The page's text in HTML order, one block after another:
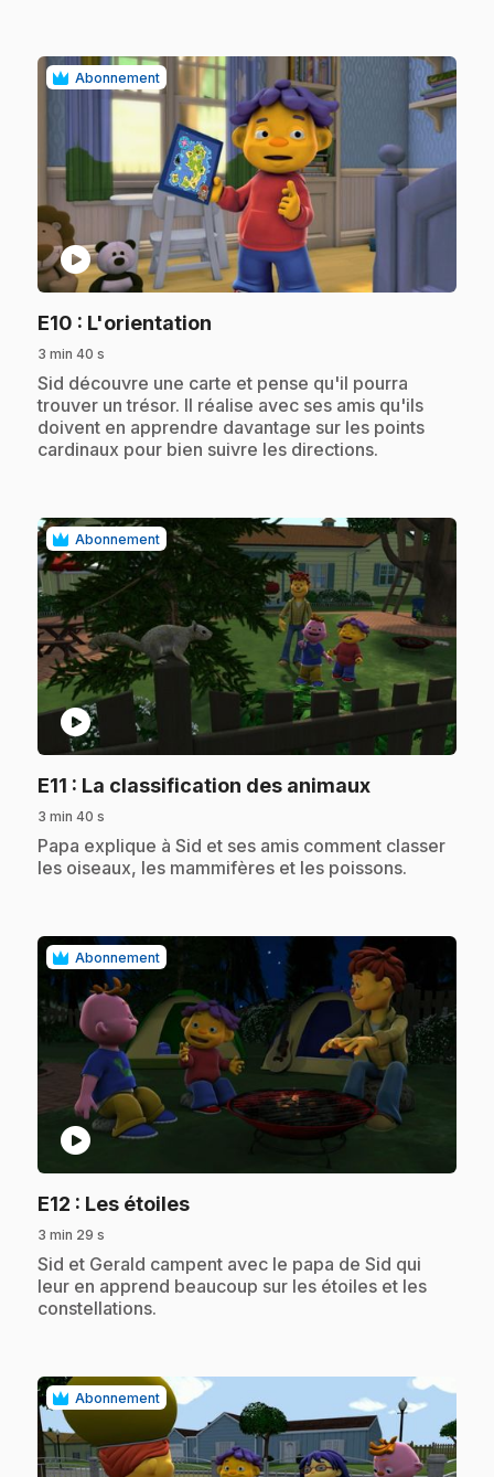
Abonnement
play_circle
E10 : L'orientation
3 min 40 s
.Sid découvre une carte et pense qu'il pourra
trouver un trésor. Il réalise avec ses amis qu'ils
doivent en apprendre davantage sur les points
cardinaux pour bien suivre les directions.
Abonnement
play_circle
E11 : La classification des animaux.
3 min 40 s
.Papa explique à Sid et ses amis comment classer
les oiseaux, les mammifères et les poissons.
Abonnement
play_circle
E12 : Les étoiles.
3 min 29 s
.Sid et Gerald campent avec le papa de Sid qui
leur en apprend beaucoup sur les étoiles et les
constellations.
Abonnement